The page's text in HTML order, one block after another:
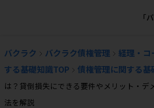
「
バクラク バクラク債権管理
経理・コ
する基礎知識TOP
債権管理に関する基
は？貸倒損失にできる要件やメリット・デ
法を解説